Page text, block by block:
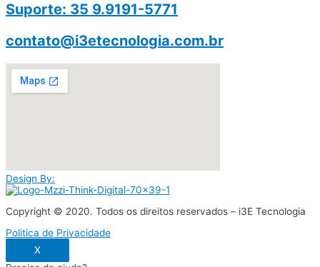
Suporte: 35 9.9191-5771
contato@i3etecnologia.com.br
Design By:
Copyright © 2020. Todos os direitos reservados – i3E Tecnologia
Politica de Privacidade
X